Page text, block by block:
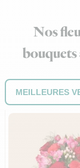
Nos